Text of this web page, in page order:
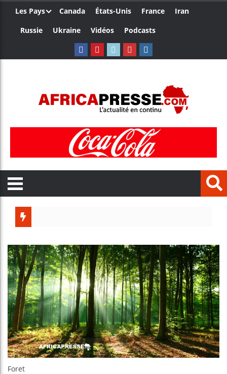
Les Pays Canada États-Unis France
Iran
Russie
Ukraine Vidéos Podcasts
Côte
Tunisie
Ceuta :
Foret